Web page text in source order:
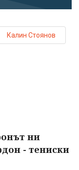
Калин Стоянов
ни
- тениски